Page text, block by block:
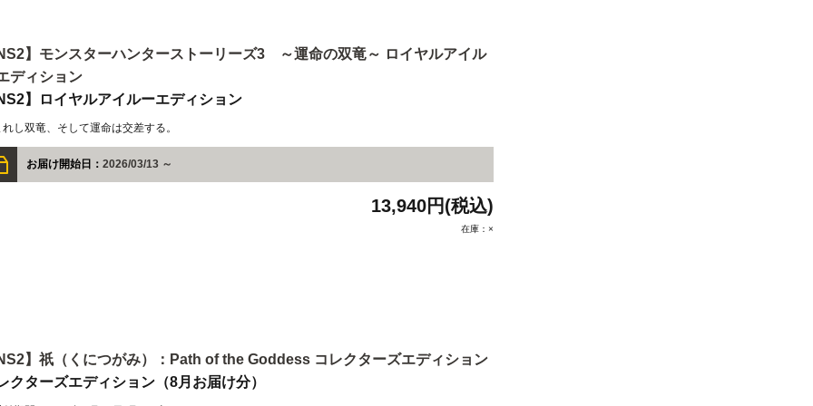
】モンスターハンターストーリーズ3 ～運命の双竜～ ロイヤルアイル
ディション
】ロイヤルアイルーエディション
し双竜、そして運命は交差する。
お届け開始日： 2026/03/13 ～
13,940円(税込)
在庫：×
】祇（くにつがみ）：Path of the Goddess コレクターズエディション
クターズエディション（8月お届け分）